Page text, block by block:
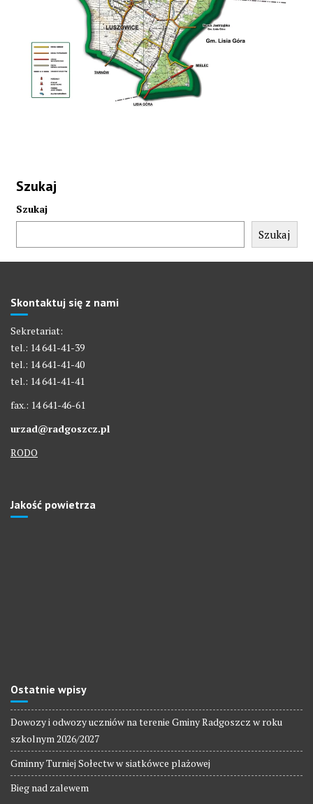
Szukaj
Szukaj
Szukaj
Skontaktuj się z nami
Sekretariat:
tel.: 14 641-41-39
tel.: 14 641-41-40
tel.: 14 641-41-41
fax.: 14 641-46-61
urzad@radgoszcz.pl
RODO
Jakość powietrza
Ostatnie wpisy
Dowozy i odwozy uczniów na terenie Gminy Radgoszcz w roku
szkolnym 2026/2027
Gminny Turniej Sołectw w siatkówce plażowej
Bieg nad zalewem